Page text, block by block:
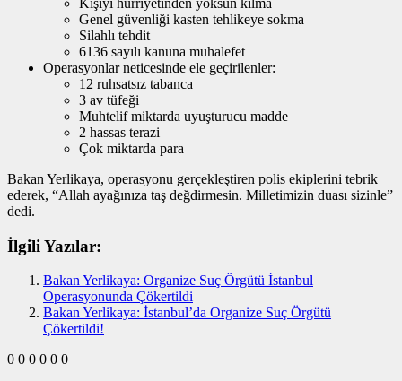
Genel güvenliği kasten tehlikeye sokma
Silahlı tehdit
6136 sayılı kanuna muhalefet
Operasyonlar neticesinde ele geçirilenler:
12 ruhsatsız tabanca
3 av tüfeği
Muhtelif miktarda uyuşturucu madde
2 hassas terazi
Çok miktarda para
Bakan Yerlikaya, operasyonu gerçekleştiren polis ekiplerini tebrik
ederek, “Allah ayağınıza taş değdirmesin. Milletimizin duası sizinle”
dedi.
İlgili Yazılar:
Bakan Yerlikaya: Organize Suç Örgütü İstanbul
Operasyonunda Çökertildi
Bakan Yerlikaya: İstanbul’da Organize Suç Örgütü
Çökertildi!
0 0 0 0 0 0